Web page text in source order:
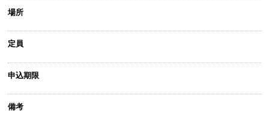
場所
定員
申込期限
備考